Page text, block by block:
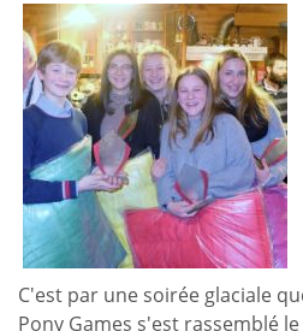
C'est par une soirée glaciale
Pony Games s'est rassemblé